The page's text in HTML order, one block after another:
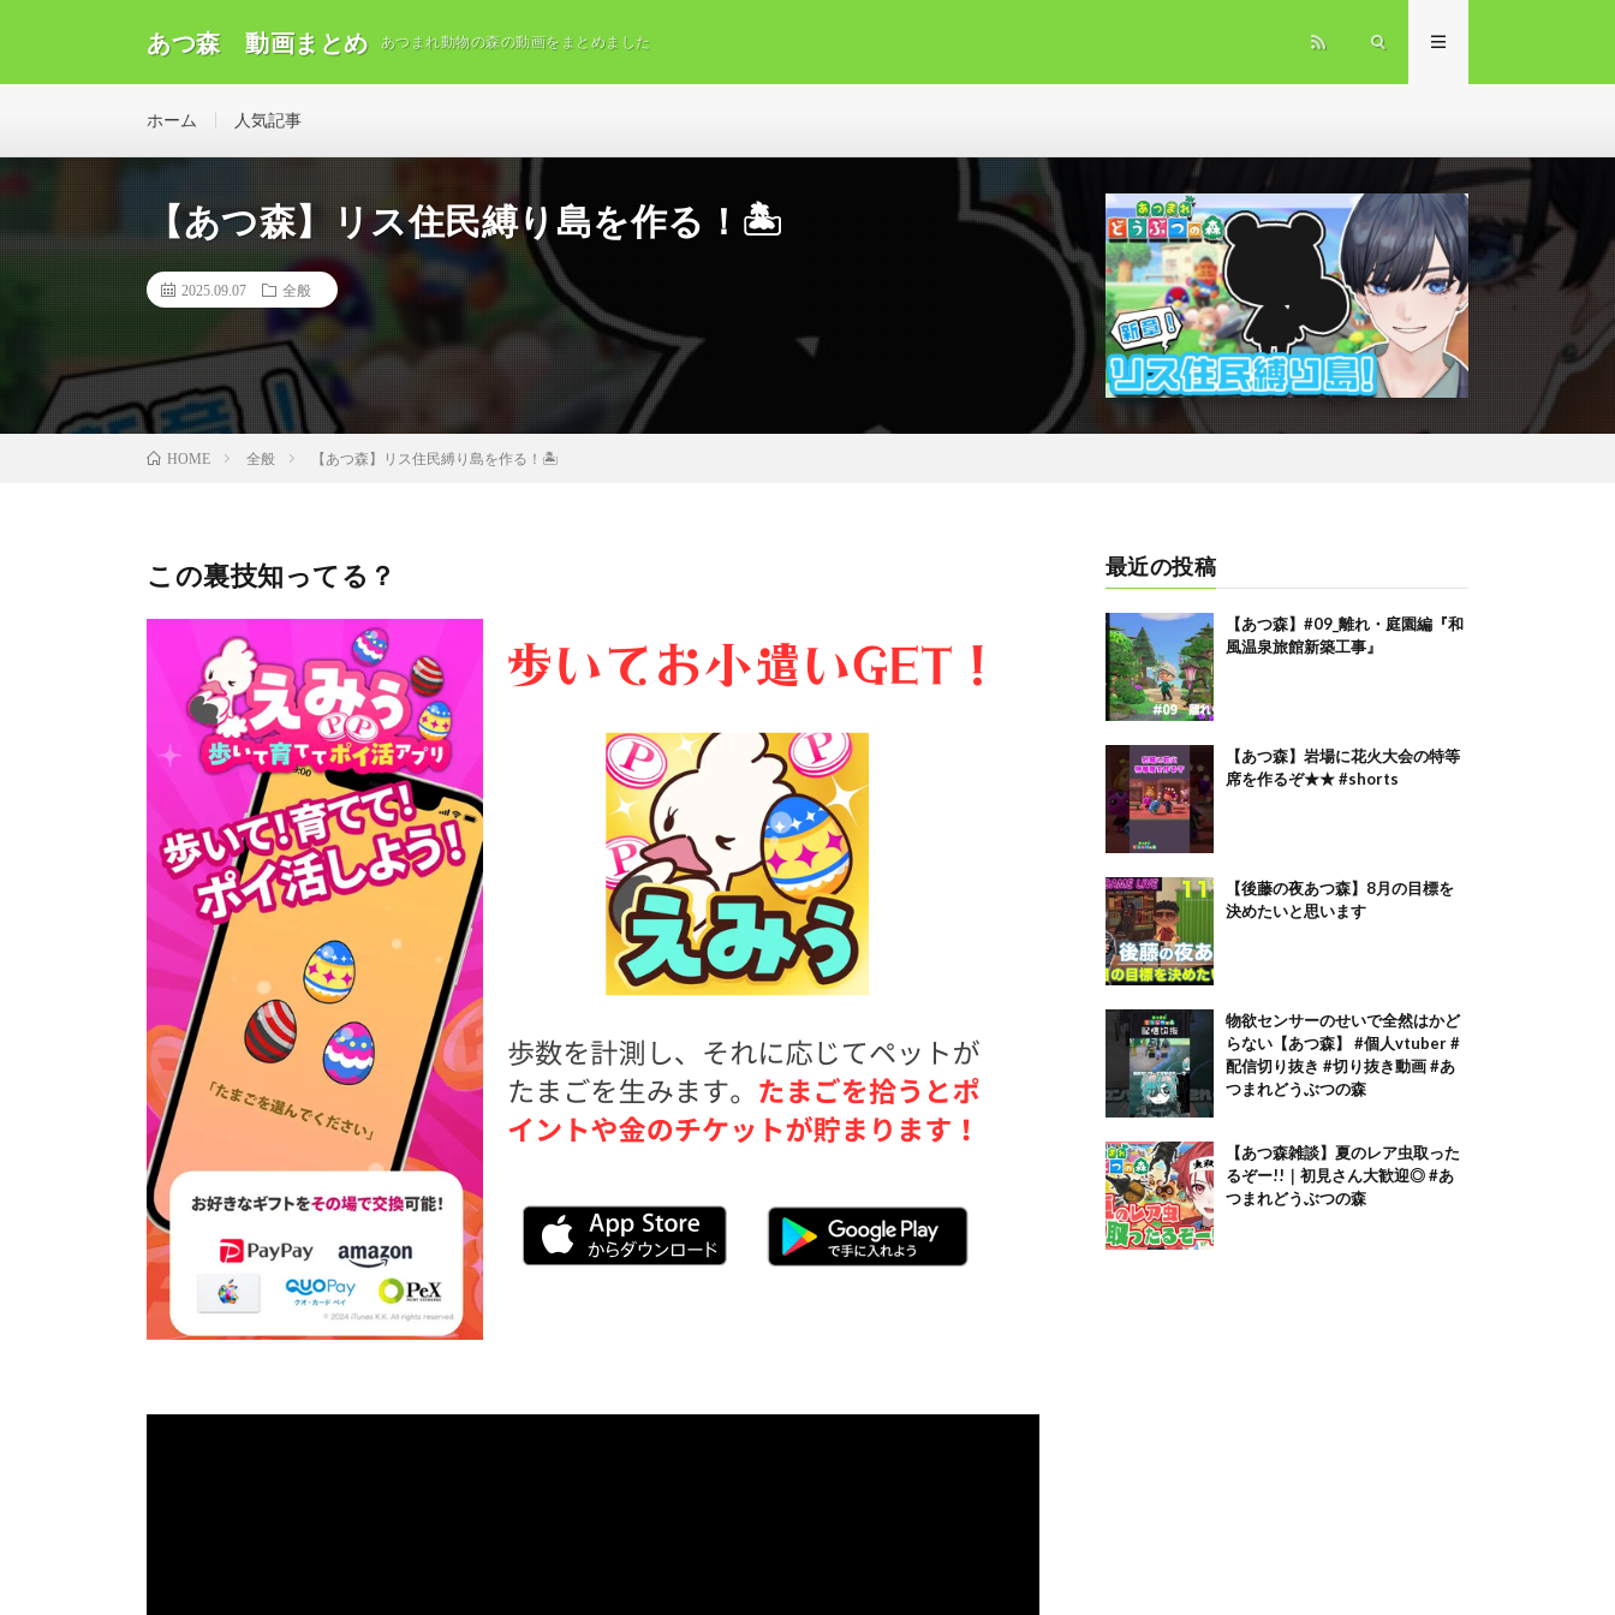
あつ森 動画まとめ あつまれ動物の森の動画をまとめました
ホーム 人気記事
【あつ森】リス住民縛り島を作る！🏝
2025.09.07 全般
HOME 全般 【あつ森】リス住民縛り島を作る！🏝
この裏技知ってる？ 最近の投稿
【あつ森】#09_離れ・庭園編『和
風温泉旅館新築工事』
【あつ森】岩場に花火大会の特等
席を作るぞ★★ #shorts
【後藤の夜あつ森】8月の目標を
決めたいと思います
物欲センサーのせいで全然はかど
らない【あつ森】 #個人vtuber #
配信切り抜き #切り抜き動画 #あ
つまれどうぶつの森
【あつ森雑談】夏のレア虫取った
るぞー!!｜初見さん大歓迎◎ #あ
つまれどうぶつの森